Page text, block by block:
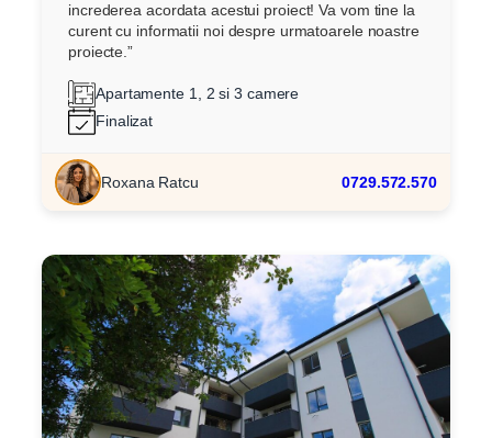
increderea acordata acestui proiect! Va vom tine la
curent cu informatii noi despre urmatoarele noastre
proiecte.”
Apartamente 1, 2 si 3 camere
Finalizat
Roxana Ratcu 0729.572.570